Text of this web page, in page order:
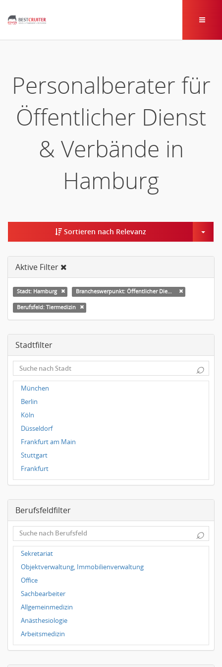
Personalberater für
Öffentlicher Dienst
& Verbände in
Hamburg
Sortieren nach Relevanz
Aktive Filter
Stadt: Hamburg Brancheswerpunkt: Öffentlicher Dienst & Verbände
Berufsfeld: Tiermedizin
Stadtfilter
⌕
München
Berlin
Köln
Düsseldorf
Frankfurt am Main
Stuttgart
Frankfurt
Dresden
Leipzig
Dortmund
Wuppertal
Hallbergmoos
Würzburg
Grünwald
Ulm
Bielefeld
Hannover
Duisburg
Berufsfeldfilter
⌕
Sekretariat
Objektverwaltung, Immobilienverwaltung
Office
Sachbearbeiter
Allgemeinmedizin
Anästhesiologie
Arbeitsmedizin
Augenheilkunde